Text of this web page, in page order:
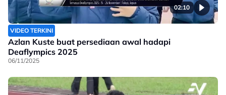
02:10
VIDEO TERKINI
Azlan Kuste buat persediaan awal hadapi
Deaflympics 2025
06/11/2025